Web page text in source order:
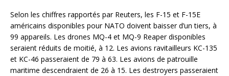
Selon les chiffres rapportés par Reuters, les F-15 et F-15E
américains disponibles pour NATO doivent baisser d’un tiers, à
99 appareils. Les drones MQ-4 et MQ-9 Reaper disponibles
seraient réduits de moitié, à 12. Les avions ravitailleurs KC-135
et KC-46 passeraient de 79 à 63. Les avions de patrouille
maritime descendraient de 26 à 15. Les destroyers passeraient